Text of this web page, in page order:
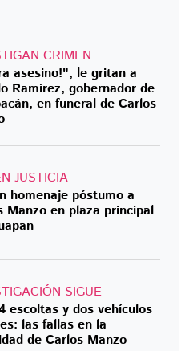
CRIMEN
asesino!", le gritan a
Ramírez, gobernador de
en funeral de Carlos
JUSTICIA
homenaje póstumo a
Manzo en plaza principal
SIGUE
escoltas y dos vehículos
las fallas en la
de Carlos Manzo